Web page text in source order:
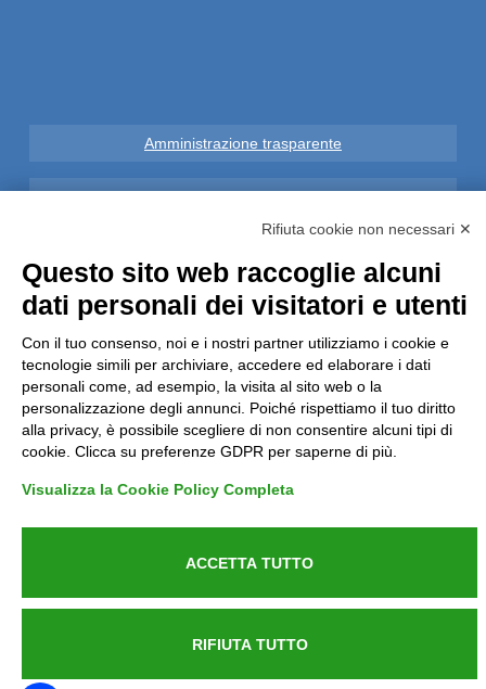
Amministrazione trasparente
Note Legali
Informative GDPR (679/2016)
Reclami
Rimborsi ed Indennizzi
Contatti
Azienda certificata UNI EN ISO 9001:2015
Rifiuta cookie non necessari ✕
Questo sito web raccoglie alcuni
dati personali dei visitatori e utenti
Con il tuo consenso, noi e i nostri partner utilizziamo i cookie e
tecnologie simili per archiviare, accedere ed elaborare i dati
personali come, ad esempio, la visita al sito web o la
personalizzazione degli annunci. Poiché rispettiamo il tuo diritto
alla privacy, è possibile scegliere di non consentire alcuni tipi di
cookie. Clicca su preferenze GDPR per saperne di più.
Visualizza la Cookie Policy Completa
ACCETTA TUTTO
RIFIUTA TUTTO